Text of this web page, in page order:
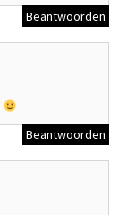
Beantwoorden
Beantwoorden